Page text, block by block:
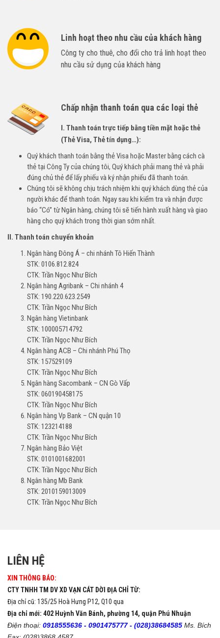
Linh hoạt theo nhu cầu của khách hàng
Công ty cho thuê, cho đổi cho trả linh hoạt theo
nhu cầu sử dụng của khách hàng
Chấp nhận thanh toán qua các loại thẻ
I. Thanh toán trực tiếp bằng tiền mặt hoặc thẻ
(Thẻ Visa, Thẻ tín dụng…):
Quý khách thanh toán bằng thẻ Visa hoặc Master bằng cách cà
thẻ tại Công Ty của chúng tôi, Quý khách phải mang thẻ và phải
đúng chủ thẻ để lấy phiếu và ký nhận phiếu đã thanh toán.
Chúng tôi sẽ không chịu trách nhiệm khi quý khách dùng thẻ của
người khác để thanh toán. Ngay sau khi kiểm tra và nhận được
báo “Có” từ Ngân hàng, chúng tôi sẽ tiến hành xuất hàng và giao
hàng cho quý khách trong thời gian sớm nhất.
II. Thanh toán chuyển khoản
Ngân hàng Đông Á – chi nhánh Tô Hiến Thành
STK: 0106.812.824
CTK: Trần Ngọc Như Bích
Ngân hàng Agribank – Chi nhánh 4
STK: 190.220.623.2549
CTK: Trần Ngọc Như Bích
Ngân hàng Vietinbank
STK: 100005714792
CTK: Trần Ngọc Như Bích
Ngân hàng ACB – Chi nhánh Phú Thọ
STK: 157529109
CTK: Trần Ngọc Như Bích
Ngân hàng Sacombank – CN Gò Vấp
STK: 060190458175
CTK: Trần Ngọc Như Bích
Ngân hàng Vp Bank – CN quận 10
STK: 123214188
CTK: Trần Ngọc Như Bích
Ngân hàng Bảo Việt
STK: 0101001682001
CTK: Trần Ngọc Như Bích
Ngân hàng Mb Bank
STK: 2010159013009
CTK: Trần Ngọc Như Bích
LIÊN HỆ
XIN THÔNG BÁO:
CTY TNHH TM DV XD VẠN CÁT DỜI ĐỊA CHỈ TỪ:
Địa chỉ cũ: 135/25 Hoà Hưng P12, Q10 qua
Địa chỉ mới: 402 Huỳnh Văn Bánh, phường 14, quận Phú Nhuận
Điện thoại: 0918555636 - 0901475777 - (028)38684585 Ms. Bích